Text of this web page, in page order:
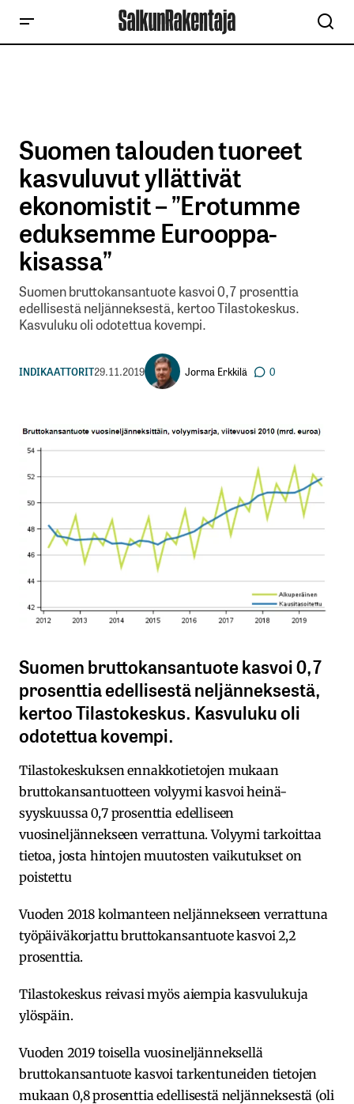
Suomen talouden tuoreet
kasvuluvut yllättivät
ekonomistit – ”Erotumme
eduksemme Eurooppa-
kisassa”
Suomen bruttokansantuote kasvoi 0,7 prosenttia
edellisestä neljänneksestä, kertoo Tilastokeskus.
Kasvuluku oli odotettua kovempi.
INDIKAATTORIT29.11.2019 Jorma Erkkilä 0
Suomen bruttokansantuote kasvoi 0,7
prosenttia edellisestä neljänneksestä,
kertoo Tilastokeskus. Kasvuluku oli
odotettua kovempi.
Tilastokeskuksen ennakkotietojen mukaan
bruttokansantuotteen volyymi kasvoi heinä-
syyskuussa 0,7 prosenttia edelliseen
vuosineljännekseen verrattuna. Volyymi tarkoittaa
tietoa, josta hintojen muutosten vaikutukset on
poistettu
Vuoden 2018 kolmanteen neljännekseen verrattuna
työpäiväkorjattu bruttokansantuote kasvoi 2,2
prosenttia.
Tilastokeskus reivasi myös aiempia kasvulukuja
ylöspäin.
Vuoden 2019 toisella vuosineljänneksellä
bruttokansantuote kasvoi tarkentuneiden tietojen
mukaan 0,8 prosenttia edellisestä neljänneksestä (oli